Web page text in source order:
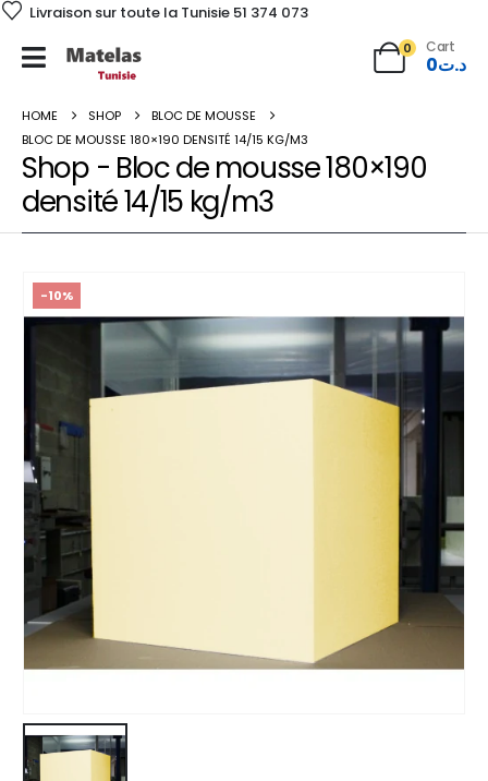
Livraison sur toute la Tunisie 51 374 073
0 Cart
د.ت0
HOME SHOP
BLOC DE MOUSSE
BLOC DE MOUSSE 180×190 DENSITÉ 14/15 KG/M3
Shop - Bloc de mousse 180×190
densité 14/15 kg/m3
-10%